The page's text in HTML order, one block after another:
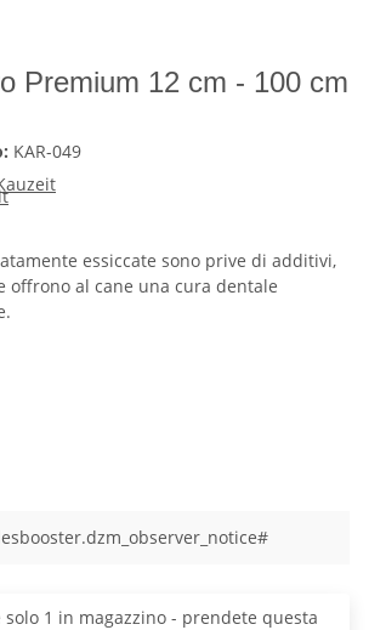
Premium 12 cm - 100 cm
KAR-049
essiccate sono prive di additivi,
offrono al cane una cura dentale
solo 1 in magazzino - prendete questa